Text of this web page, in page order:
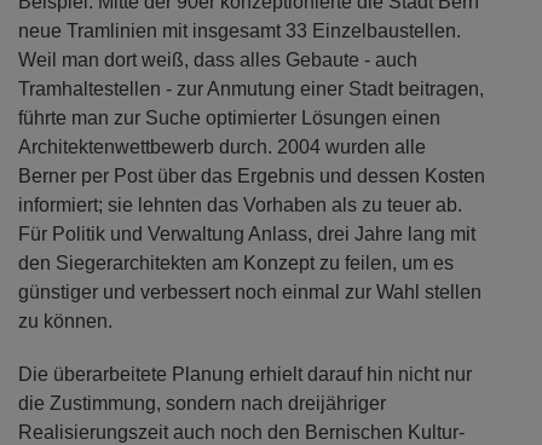
neue Tramlinien mit insgesamt 33 Einzelbaustellen.
Weil man dort weiß, dass alles Gebaute - auch
Tramhaltestellen - zur Anmutung einer Stadt beitragen,
führte man zur Suche optimierter Lösungen einen
Architektenwettbewerb durch. 2004 wurden alle
Berner per Post über das Ergebnis und dessen Kosten
informiert; sie lehnten das Vorhaben als zu teuer ab.
Für Politik und Verwaltung Anlass, drei Jahre lang mit
den Siegerarchitekten am Konzept zu feilen, um es
günstiger und verbessert noch einmal zur Wahl stellen
zu können.
Die überarbeitete Planung erhielt darauf hin nicht nur
die Zustimmung, sondern nach dreijähriger
Realisierungszeit auch noch den Bernischen Kultur-